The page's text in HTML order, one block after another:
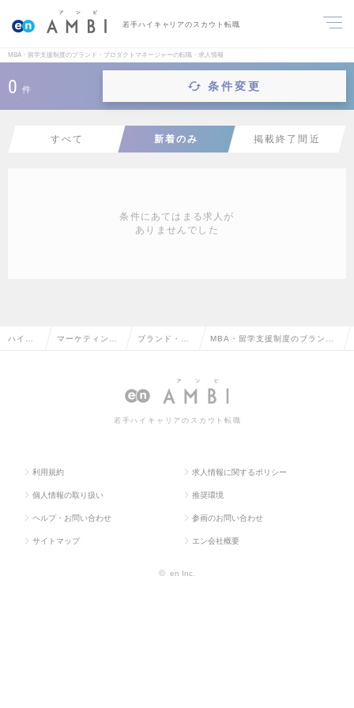
若手ハイキャリアのスカウト転職
MBA・留学支援制度のブランド・プロダクトマネージャーの転職・求人情報
0 件 条件変更
すべて 新着のみ 掲載終了間近
条件にあてはまる求人が
ありませんでした
ハイク マーケティン ブランド・プ
ージャー
MBA・留学支援制度のブラン
転職・求人情報一覧
若手ハイキャリアのスカウト転職
利用規約 求人情報に関するポリシー
個人情報の取り扱い 推奨環境
ヘルプ・お問い合わせ 参画のお問い合わせ
サイトマップ エン会社概要
© en Inc.